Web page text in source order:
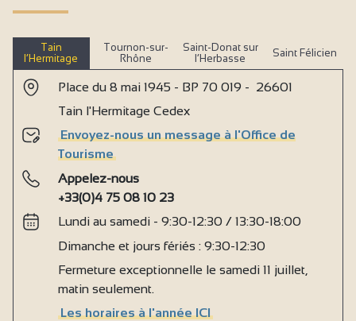
Tain
l’Hermitage
Tournon-sur-
Rhône
Saint-Donat sur
l’Herbasse
Saint Félicien
Place du 8 mai 1945 - BP 70 019 - 26601
Tain l'Hermitage Cedex
Envoyez-nous un message à l'Office de
Tourisme
Appelez-nous
+33(0)4 75 08 10 23
Lundi au samedi - 9:30-12:30 / 13:30-18:00
Dimanche et jours fériés : 9:30-12:30
Fermeture exceptionnelle le samedi 11 juillet,
matin seulement.
Les horaires à l'année ICI